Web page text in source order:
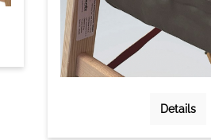
Details